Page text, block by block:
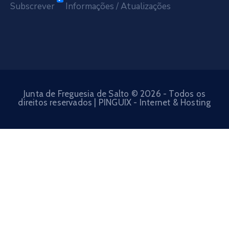
Subscrever Informações / Atualizações
Junta de Freguesia de Salto © 2026 - Todos os
direitos reservados | PINGUIX - Internet & Hosting